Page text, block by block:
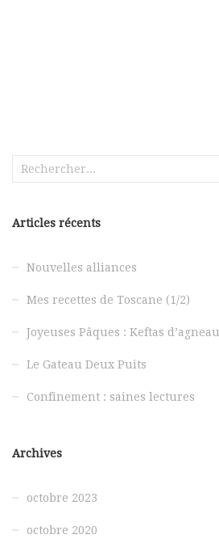
Rechercher :
Articles récents
Nouvelles alliances
Mes recettes de Toscane (1/2)
Joyeuses Pâques : Keftas d’agneau
Le Gateau Deux Puits
Confinement : saines lectures
Archives
octobre 2023
octobre 2020